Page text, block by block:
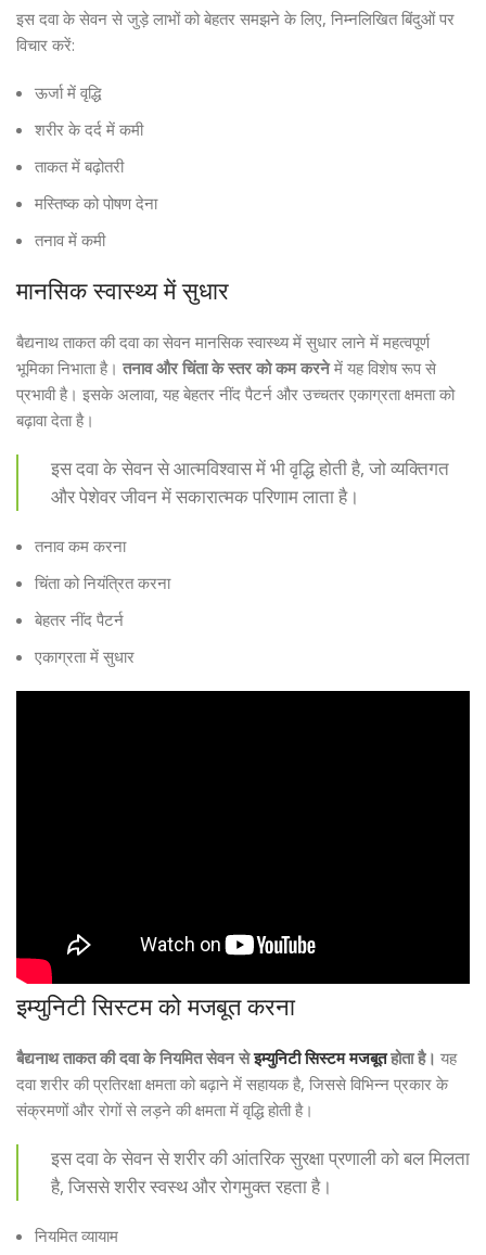
इस दवा के सेवन से जुड़े लाभों को बेहतर समझने के लिए, निम्नलिखित बिंदुओं पर
विचार करें:
ऊर्जा में वृद्धि
शरीर के दर्द में कमी
ताकत में बढ़ोतरी
मस्तिष्क को पोषण देना
तनाव में कमी
मानसिक स्वास्थ्य में सुधार
बैद्यनाथ ताकत की दवा का सेवन मानसिक स्वास्थ्य में सुधार लाने में महत्वपूर्ण
भूमिका निभाता है। तनाव और चिंता के स्तर को कम करनेमें यह विशेष रूप से
प्रभावी है। इसके अलावा, यह बेहतर नींद पैटर्न और उच्चतर एकाग्रता क्षमता को
बढ़ावा देता है।
इस दवा के सेवन से आत्मविश्वास में भी वृद्धि होती है, जो व्यक्तिगत
और पेशेवर जीवन में सकारात्मक परिणाम लाता है।
तनाव कम करना
चिंता को नियंत्रित करना
बेहतर नींद पैटर्न
एकाग्रता में सुधार
इम्युनिटी सिस्टम को मजबूत करना
बैद्यनाथ ताकत की दवा के नियमित सेवन सेइम्युनिटी सिस्टम मजबूतहोता है। यह
दवा शरीर की प्रतिरक्षा क्षमता को बढ़ाने में सहायक है, जिससे विभिन्न प्रकार के
संक्रमणों और रोगों से लड़ने की क्षमता में वृद्धि होती है।
इस दवा के सेवन से शरीर की आंतरिक सुरक्षा प्रणाली को बल मिलता
है, जिससे शरीर स्वस्थ और रोगमुक्त रहता है।
नियमित व्यायाम